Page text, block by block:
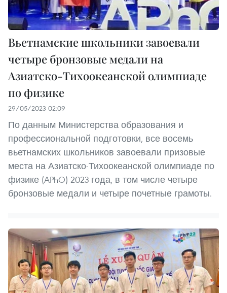
Вьетнамские школьники завоевали
четыре бронзовые медали на
Азиатско-Тихоокеанской олимпиаде
по физике
29/05/2023 02:09
По данным Министерства образования и
профессиональной подготовки, все восемь
вьетнамских школьников завоевали призовые
места на Азиатско-Тихоокеанской олимпиаде по
физике (APhO) 2023 года, в том числе четыре
бронзовые медали и четыре почетные грамоты.